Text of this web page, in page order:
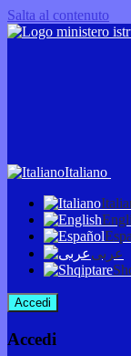
Salta al contenuto
Italiano
عربى
Accedi
Accedi